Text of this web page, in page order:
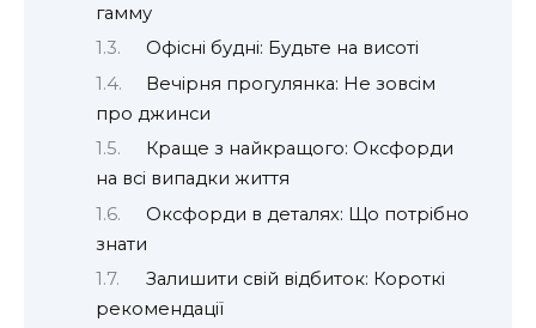
гамму
Офісні будні: Будьте на висоті
Вечірня прогулянка: Не зовсім
про джинси
Краще з найкращого: Оксфорди
на всі випадки життя
Оксфорди в деталях: Що потрібно
знати
Залишити свій відбиток: Короткі
рекомендації